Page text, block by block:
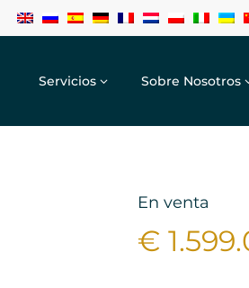
Servicios Sobre Nosotros
En venta
€